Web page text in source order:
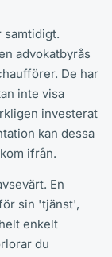
samtidigt.
advokatbyrås
De har
inte visa
investerat
kan dessa
ifrån.
En
sin 'tjänst',
enkelt
du